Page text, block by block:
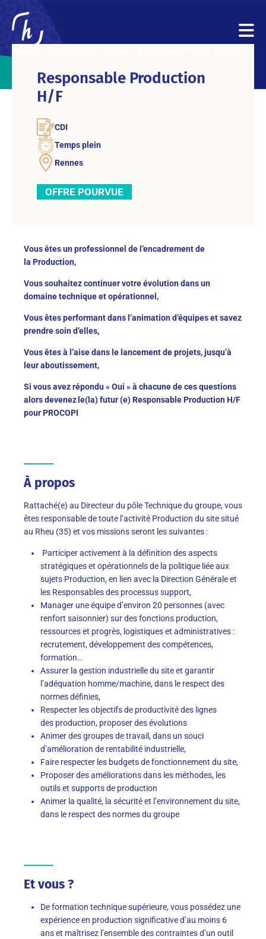
Responsable Production
H/F
CDI
Temps plein
Rennes
OFFRE POURVUE
Vous êtes un professionnel de l’encadrement de
la Production,
Vous souhaitez continuer votre évolution dans un
domaine technique et opérationnel,
Vous êtes performant dans l’animation d’équipes et savez
prendre soin d’elles,
Vous êtes à l’aise dans le lancement de projets, jusqu’à
leur aboutissement,
Si vous avez répondu « Oui » à chacune de ces questions
alors devenez le(la) futur (e) Responsable Production H/F
pour PROCOPI
À propos
Rattaché(e) au Directeur du pôle Technique du groupe, vous
êtes responsable de toute l’activité Production du site situé
au Rheu (35) et vos missions seront les suivantes :
Participer activement à la définition des aspects
stratégiques et opérationnels de la politique liée aux
sujets Production, en lien avec la Direction Générale et
les Responsables des processus support,
Manager une équipe d’environ 20 personnes (avec
renfort saisonnier) sur des fonctions production,
ressources et progrès, logistiques et administratives :
recrutement, développement des compétences,
formation…
Assurer la gestion industrielle du site et garantir
l’adéquation homme/machine, dans le respect des
normes définies,
Respecter les objectifs de productivité des lignes
des production, proposer des évolutions
Animer des groupes de travail, dans un souci
d’amélioration de rentabilité industrielle,
Faire respecter les budgets de fonctionnement du site,
Proposer des améliorations dans les méthodes, les
outils et supports de production
Animer la qualité, la sécurité et l’environnement du site,
dans le respect des normes du groupe
Et vous ?
De formation technique supérieure, vous possédez une
expérience en production significative d’au moins 6
ans et maîtrisez l’ensemble des contraintes d’un outil